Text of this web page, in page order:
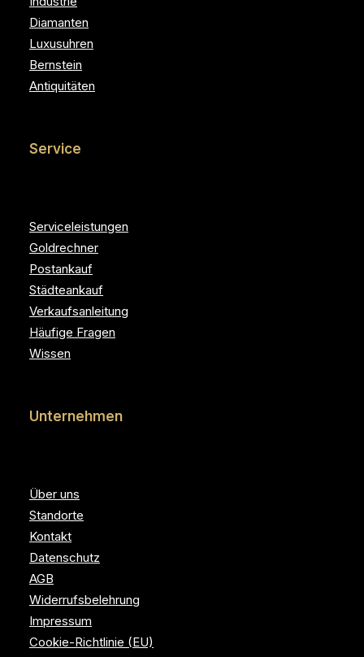
Diamanten
Luxusuhren
Bernstein
Antiquitäten
Service
Serviceleistungen
Goldrechner
Postankauf
Städteankauf
Verkaufsanleitung
Häufige Fragen
Wissen
Unternehmen
Über uns
Standorte
Kontakt
Datenschutz
AGB
Widerrufsbelehrung
Impressum
Cookie-Richtlinie (EU)